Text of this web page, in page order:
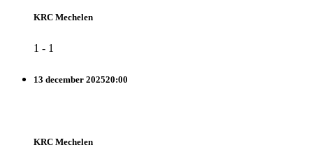
KRC Mechelen
1 - 1
13 december 202520:00
KRC Mechelen